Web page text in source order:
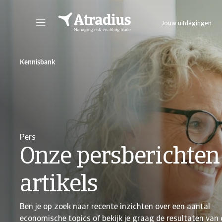
Jouw uitdagingen
Kennisbank
Pers
Onze
artikels
Ben je op zoek naar recente inzichten over een aantal
economische topics of bekijk je graag de resultaten van